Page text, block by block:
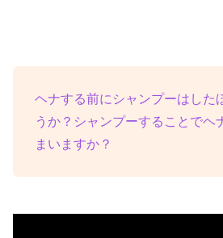
ヘナする前にシャンプーはした
うか？シャンプーすることでヘ
まいますか？